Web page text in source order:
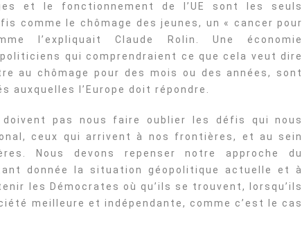
et le fonctionnement de l’UE sont les seuls
comme le chômage des jeunes, un « cancer pour
l’expliquait Claude Rolin. Une économie
qui comprendraient ce que cela veut dire
au chômage pour des mois ou des années, sont
auxquelles l’Europe doit répondre.
pas nous faire oublier les défis qui nous
ceux qui arrivent à nos frontières, et au sein
Nous devons repenser notre approche du
donnée la situation géopolitique actuelle et à
les Démocrates où qu’ils se trouvent, lorsqu’ils
meilleure et indépendante, comme c’est le cas